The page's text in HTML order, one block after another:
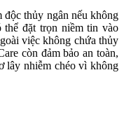
thủy ngân nếu không
đặt trọn niềm tin vào
việc không chứa thủy
còn đảm bảo an toàn,
lây nhiễm chéo vì không